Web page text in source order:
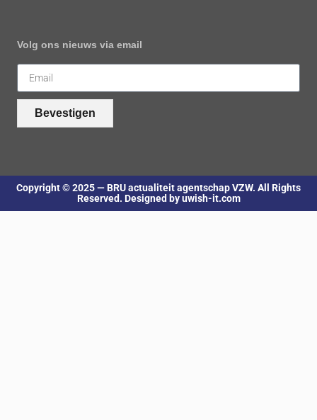
Volg ons nieuws via email
Bevestigen
Copyright © 2025 — BRU actualiteit agentschap VZW. All Rights
Reserved. Designed by uwish-it.com